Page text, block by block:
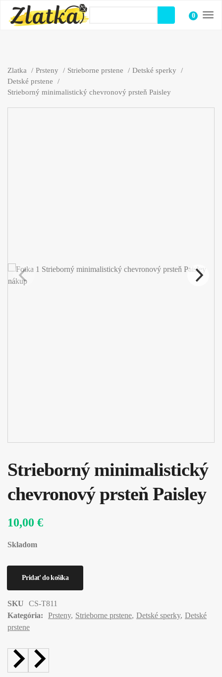
0
Zlatka Prsteny Strieborne prstene
Detské sperky
Detské prstene
Strieborný minimalistický chevronový prsteň Paisley
Strieborný minimalistický
chevronový prsteň Paisley
10,00 €
Skladom
SKU
CS-T811
Kategória:
Prsteny Strieborne prstene Detské sperky Detské
prstene